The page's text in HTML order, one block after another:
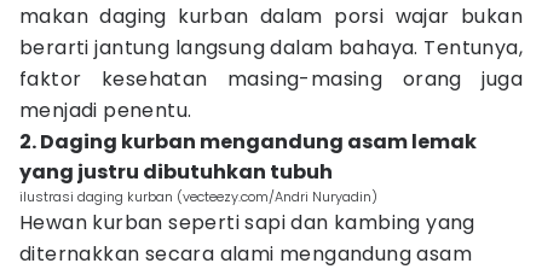
makan daging kurban dalam porsi wajar bukan
berarti jantung langsung dalam bahaya. Tentunya,
faktor kesehatan masing-masing orang juga
menjadi penentu.
2. Daging kurban mengandung asam lemak
yang justru dibutuhkan tubuh
ilustrasi daging kurban (vecteezy.com/Andri Nuryadin)
Hewan kurban seperti sapi dan kambing yang
diternakkan secara alami mengandung asam